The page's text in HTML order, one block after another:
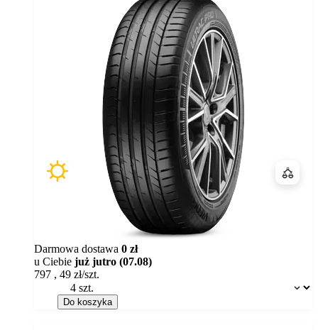
Dostępność:
Darmowa dostawa 0 zł
u Ciebie już jutro (07.08)
797 , 49 zł/szt.
Do koszyka